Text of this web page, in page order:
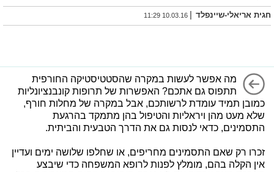
חגית אריאלי-שיינפלד |
10.03.16 11:29
מה אפשר לעשות במקרה שהסטטיסטיקה החורפית
תתפוס גם אתכם? האפשרות של תרופות קונבנציונליות
כמובן תמיד עומדת לרשותכם, אבל במקרה של מחלות חורף,
שלא מעט מהן ויראליות והטיפול בהן מתמקד בהרגעת
התסמינים, כדאי לנסות גם את הדרך הטבעית והביתית.
זכרו רק שאם התסמינים מחריפים, או שחלפו שלושה ימים ועדיין
אין הקלה בהם, מומלץ לפנות לרופא המשפחה כדי שיבצע